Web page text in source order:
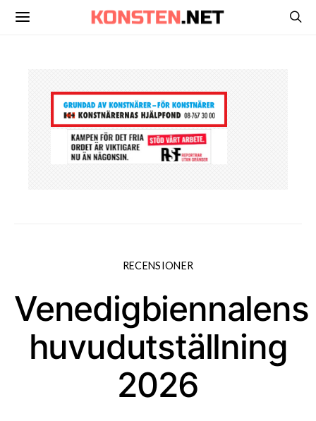
RECENSIONER
Venedigbiennalens
huvudutställning
2026